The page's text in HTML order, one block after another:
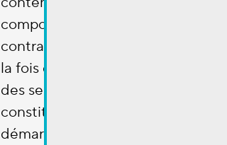
compositions traversées de
contradictions. Elles évoquent à
la fois des rêves de beauté et
des sentiments d’inquiétude,
constituant ainsi le cœur de sa
démarche artistique.